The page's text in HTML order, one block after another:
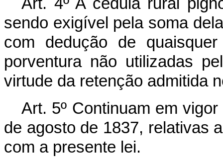
sendo exigível pela soma
com dedução de
porventura não utilizadas
virtude da retenção admitida
Art. 5º Continuam em
de agosto de 1837, relativas
com a presente lei.